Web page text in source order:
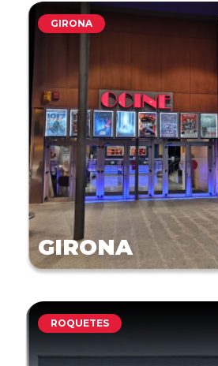
GIRONA
GIRONA
ROQUETES